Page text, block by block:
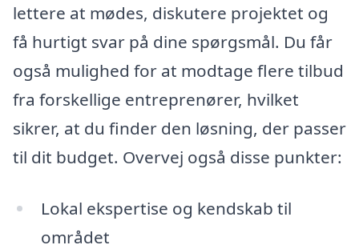
lettere at mødes, diskutere projektet og
få hurtigt svar på dine spørgsmål. Du får
også mulighed for at modtage flere tilbud
fra forskellige entreprenører, hvilket
sikrer, at du finder den løsning, der passer
til dit budget. Overvej også disse punkter:
Lokal ekspertise og kendskab til
området